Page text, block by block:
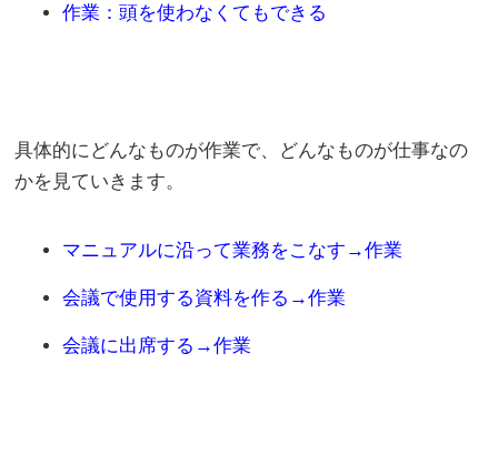
作業：頭を使わなくてもできる
具体的にどんなものが作業で、どんなものが仕事なの
かを見ていきます。
マニュアルに沿って業務をこなす→作業
会議で使用する資料を作る→作業
会議に出席する→作業